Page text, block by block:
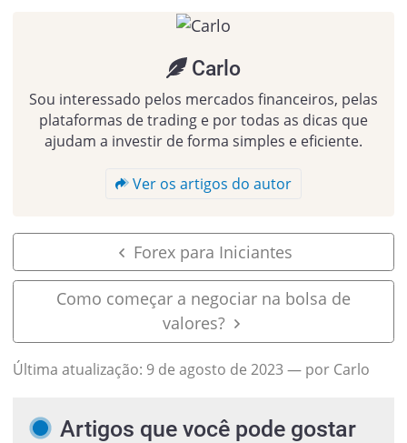
Carlo
Sou interessado pelos mercados financeiros, pelas
plataformas de trading e por todas as dicas que
ajudam a investir de forma simples e eficiente.
Ver os artigos do autor
Forex para Iniciantes
Como começar a negociar na bolsa de
valores?
Última atualização: 9 de agosto de 2023— por Carlo
Artigos que você pode gostar